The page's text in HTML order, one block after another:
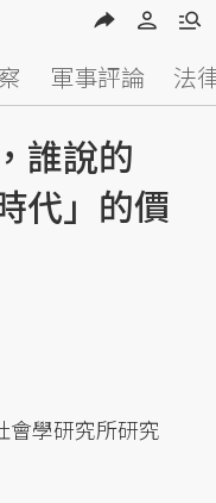
軍事評論 法
誰說的
代」的價
會學研究所研究